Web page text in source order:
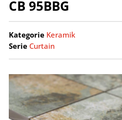
CB 95BBG
Kategorie Keramik
Serie Curtain